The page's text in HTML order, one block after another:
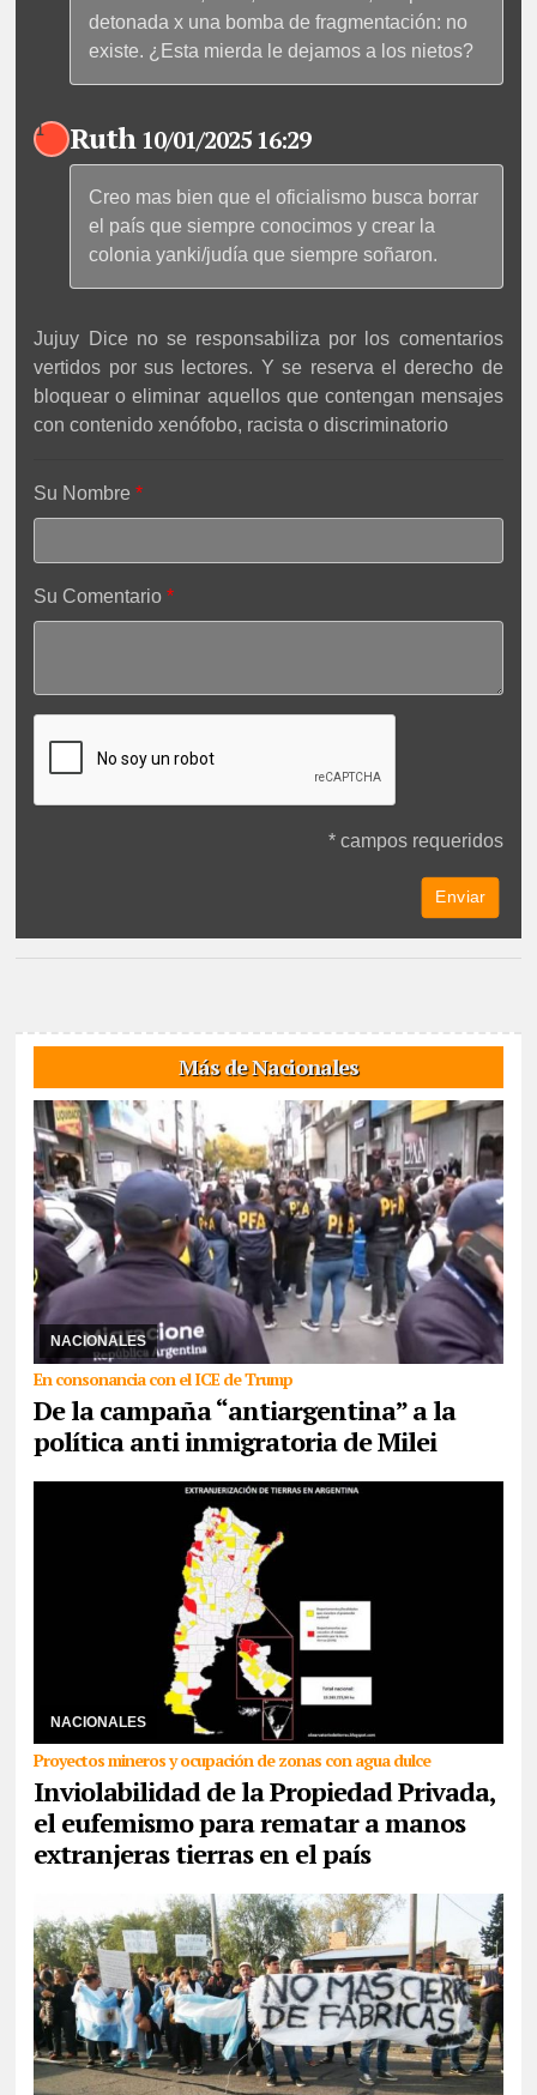
detonada x una bomba de fragmentación: no
existe. ¿Esta mierda le dejamos a los nietos?
1 Ruth 10/01/2025 16:29
Creo mas bien que el oficialismo busca borrar
el país que siempre conocimos y crear la
colonia yanki/judía que siempre soñaron.
Jujuy Dice no se responsabiliza por los comentarios
vertidos por sus lectores. Y se reserva el derecho de
bloquear o eliminar aquellos que contengan mensajes
con contenido xenófobo, racista o discriminatorio
Su Nombre
Su Comentario
* campos requeridos
Más de Nacionales
NACIONALES
En consonancia con el ICE de Trump
De la campaña “antiargentina” a la
política anti inmigratoria de Milei
30/07/2026
Mediante un DNU, el gobierno libertario prohibió el
ingreso al país o la expulsión a quienes inciten o dirijan mensajes
de odio, discriminación o vio ...
NACIONALES
Proyectos mineros y ocupación de zonas con agua dulce
Inviolabilidad de la Propiedad Privada,
el eufemismo para rematar a manos
extranjeras tierras en el país
El proyecto del oficialismo busca derogar la ley actual
de Tierras Rurales que pone como tope la venta del 15% de suelo
argentino. Desde el Observato ...
15/07/2026
La apertura de importaciones golpea directamente a